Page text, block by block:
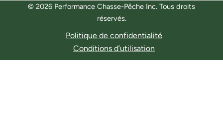
© 2026 Performance Chasse-Pêche Inc. Tous droits
réservés.
Politique de confidentialité
Conditions d’utilisation